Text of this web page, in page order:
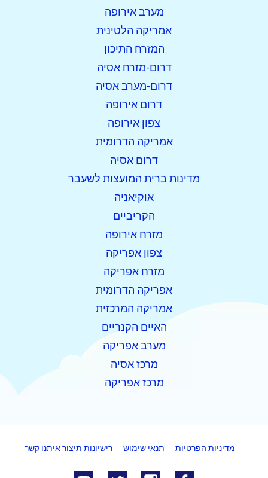
מערב אירופה
אמריקה הלטינית
המזרח התיכון
דרום-מזרח אסיה
דרום-מערב אסיה
דרום אירופה
צפון אירופה
אמריקה הדרומית
דרום אסיה
מדינות ברית המועצות לשעבר
אוקיאניה
הקריביים
מזרח אירופה
צפון אפריקה
מזרח אפריקה
אפריקה הדרומית
אמריקה המרכזית
האיים הקנריים
מערב אפריקה
מרכז אסיה
מרכז אפריקה
מדיניות הפרטיות תנאי שימוש רישיונות תיצור איתנו קשר